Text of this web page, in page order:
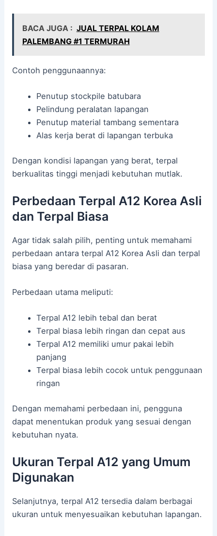
BACA JUGA : JUAL TERPAL KOLAM
PALEMBANG #1 TERMURAH
Contoh penggunaannya:
Penutup stockpile batubara
Pelindung peralatan lapangan
Penutup material tambang sementara
Alas kerja berat di lapangan terbuka
Dengan kondisi lapangan yang berat, terpal
berkualitas tinggi menjadi kebutuhan mutlak.
Perbedaan Terpal A12 Korea Asli
dan Terpal Biasa
Agar tidak salah pilih, penting untuk memahami
perbedaan antara terpal A12 Korea Asli dan terpal
biasa yang beredar di pasaran.
Perbedaan utama meliputi:
Terpal A12 lebih tebal dan berat
Terpal biasa lebih ringan dan cepat aus
Terpal A12 memiliki umur pakai lebih
panjang
Terpal biasa lebih cocok untuk penggunaan
ringan
Dengan memahami perbedaan ini, pengguna
dapat menentukan produk yang sesuai dengan
kebutuhan nyata.
Ukuran Terpal A12 yang Umum
Digunakan
Selanjutnya, terpal A12 tersedia dalam berbagai
ukuran untuk menyesuaikan kebutuhan lapangan.